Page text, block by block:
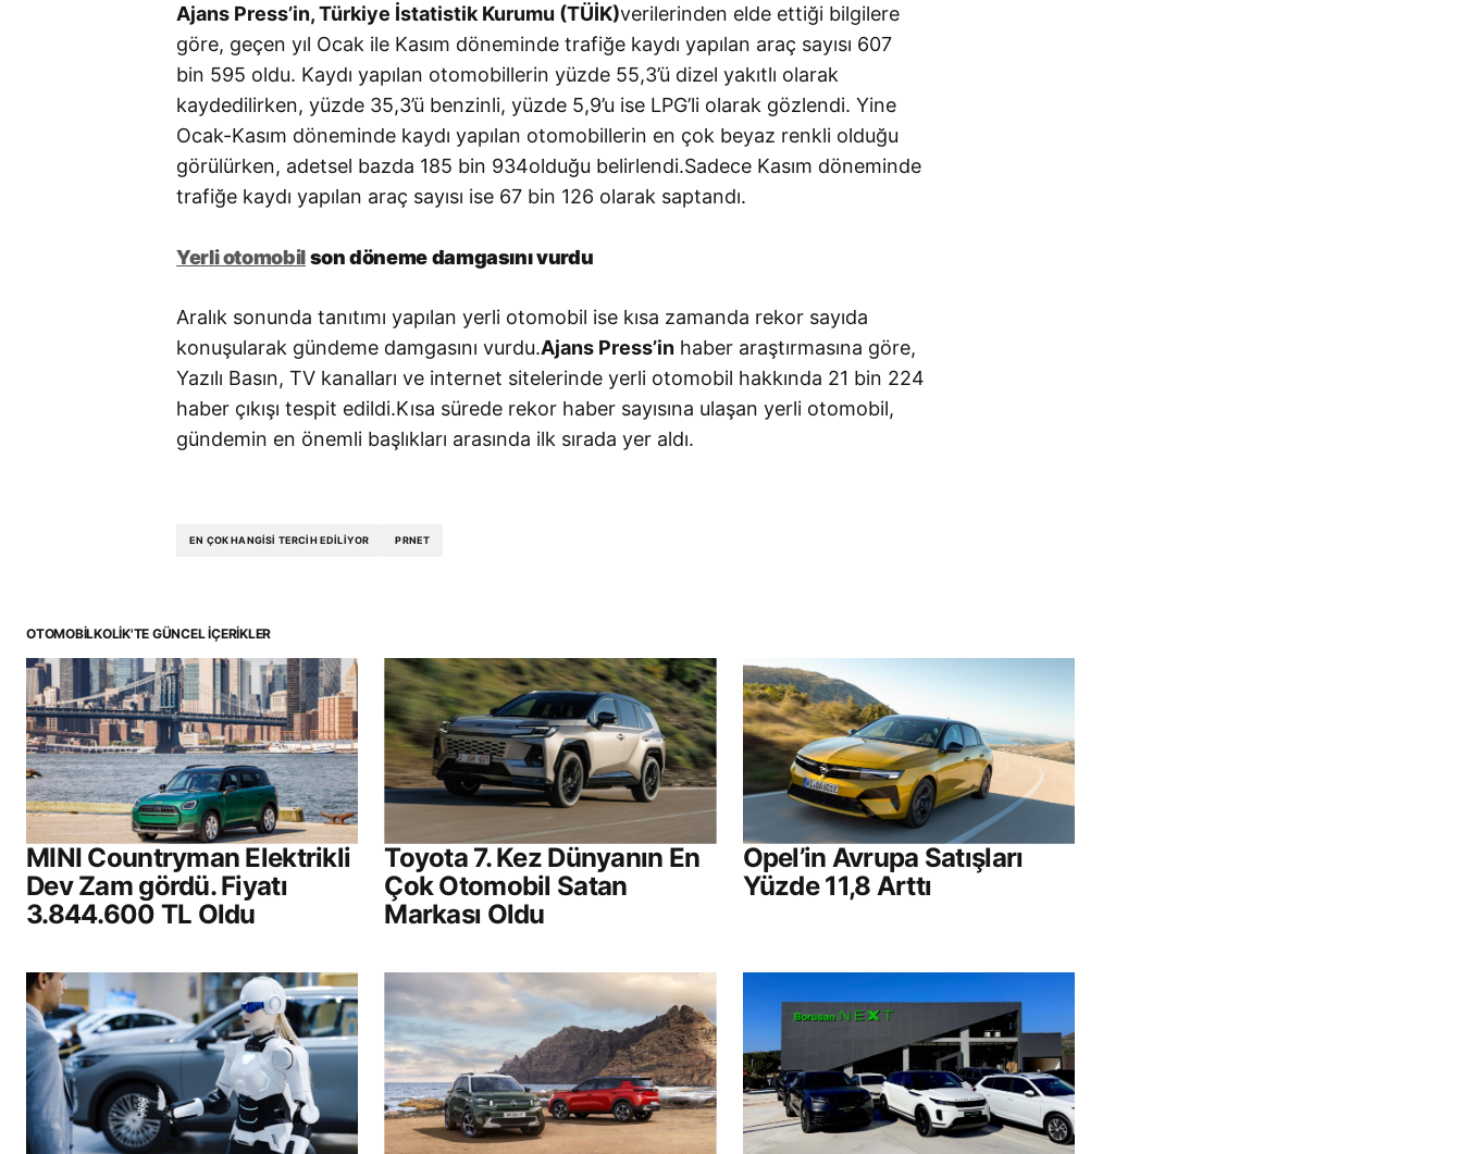
Ajans Press’in, Türkiye İstatistik Kurumu (TÜİK)verilerinden elde ettiği bilgilere
göre, geçen yıl Ocak ile Kasım döneminde trafiğe kaydı yapılan araç sayısı 607
bin 595 oldu. Kaydı yapılan otomobillerin yüzde 55,3’ü dizel yakıtlı olarak
kaydedilirken, yüzde 35,3’ü benzinli, yüzde 5,9’u ise LPG’li olarak gözlendi. Yine
Ocak-Kasım döneminde kaydı yapılan otomobillerin en çok beyaz renkli olduğu
görülürken, adetsel bazda 185 bin 934olduğu belirlendi.Sadece Kasım döneminde
trafiğe kaydı yapılan araç sayısı ise 67 bin 126 olarak saptandı.
Yerli otomobilson döneme damgasını vurdu
Aralık sonunda tanıtımı yapılan yerli otomobil ise kısa zamanda rekor sayıda
konuşularak gündeme damgasını vurdu.Ajans Press’in haber araştırmasına göre,
Yazılı Basın, TV kanalları ve internet sitelerinde yerli otomobil hakkında 21 bin 224
haber çıkışı tespit edildi.Kısa sürede rekor haber sayısına ulaşan yerli otomobil,
gündemin en önemli başlıkları arasında ilk sırada yer aldı.
EN ÇOK HANGISI TERCIH EDILIYOR PRNET
OTOMOBILKOLIK'TE GÜNCEL İÇERIKLER
MINI Countryman Elektrikli
Dev Zam gördü. Fiyatı
3.844.600 TL Oldu
Toyota 7. Kez Dünyanın En
Çok Otomobil Satan
Markası Oldu
Opel’in Avrupa Satışları
Yüzde 11,8 Arttı